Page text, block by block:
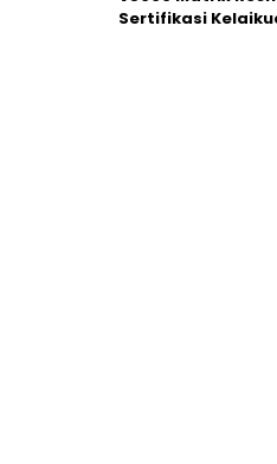
Sertifikasi